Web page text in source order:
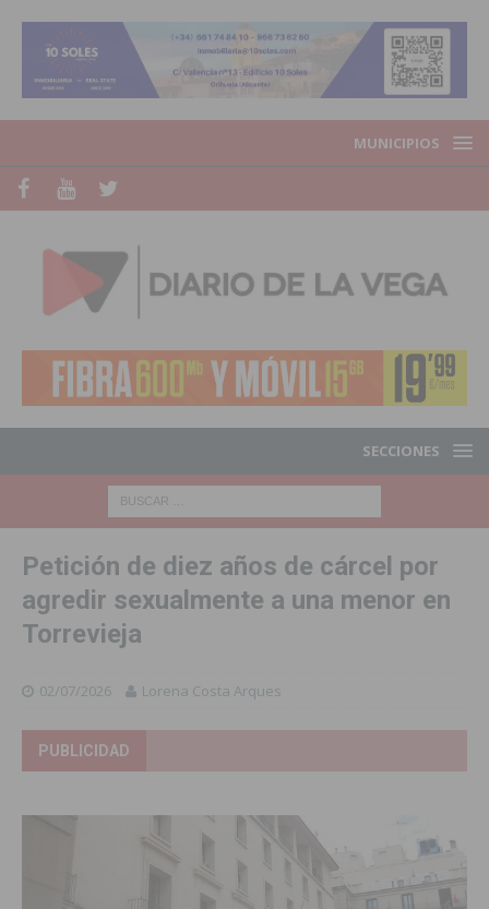
MUNICIPIOS
SECCIONES
Petición de diez años de cárcel por
agredir sexualmente a una menor en
Torrevieja
02/07/2026 Lorena Costa Arques
PUBLICIDAD